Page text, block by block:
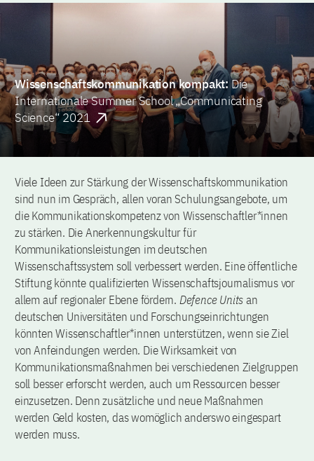
Wissenschaftskommunikation kompakt:Die
Internationale Summer School „Communicating
Science“ 2021
Viele Ideen zur Stärkung der Wissenschaftskommunikation
sind nun im Gespräch, allen voran Schulungsangebote, um
die Kommunikationskompetenz von Wissenschaftler*innen
zu stärken. Die Anerkennungskultur für
Kommunikationsleistungen im deutschen
Wissenschaftssystem soll verbessert werden. Eine öffentliche
Stiftung könnte qualifizierten Wissenschaftsjournalismus vor
allem auf regionaler Ebene fördern. Defence Unitsan
deutschen Universitäten und Forschungseinrichtungen
könnten Wissenschaftler*innen unterstützen, wenn sie Ziel
von Anfeindungen werden. Die Wirksamkeit von
Kommunikationsmaßnahmen bei verschiedenen Zielgruppen
soll besser erforscht werden, auch um Ressourcen besser
einzusetzen. Denn zusätzliche und neue Maßnahmen
werden Geld kosten, das womöglich anderswo eingespart
werden muss.